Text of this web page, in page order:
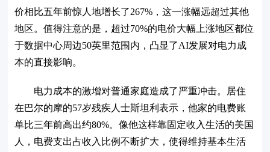
价相比五年前惊人地增长了267%，这一涨幅远超过其他
地区。值得注意的是，超过70%的电价大幅上涨地区都位
于数据中心周边50英里范围内，凸显了AI发展对电力成
本的直接影响。
电力成本的激增对普通家庭造成了严重冲击。居住
在巴尔的摩的57岁残疾人士斯坦利表示，他家的电费账
单比三年前高出约80%。像他这样靠固定收入生活的美国
人，电费支出占收入比例不断扩大，使得维持基本生活